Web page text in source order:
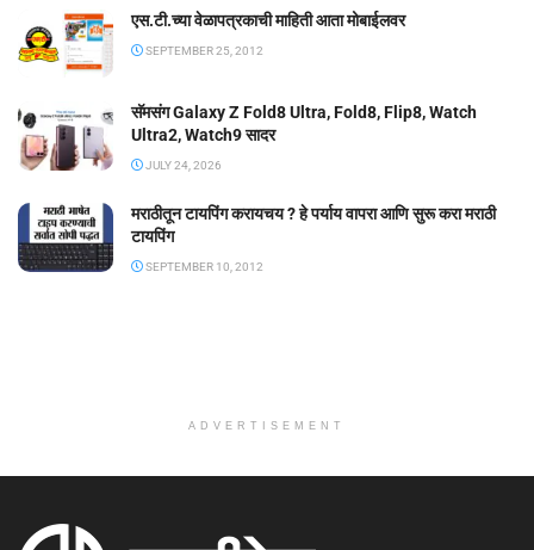
एस.टी.च्या वेळापत्रकाची माहिती आता मोबाईलवर
SEPTEMBER 25, 2012
सॅमसंग Galaxy Z Fold8 Ultra, Fold8, Flip8, Watch
Ultra2, Watch9 सादर
JULY 24, 2026
मराठीतून टायपिंग करायचय ? हे पर्याय वापरा आणि सुरू करा मराठी
टायपिंग
SEPTEMBER 10, 2012
ADVERTISEMENT